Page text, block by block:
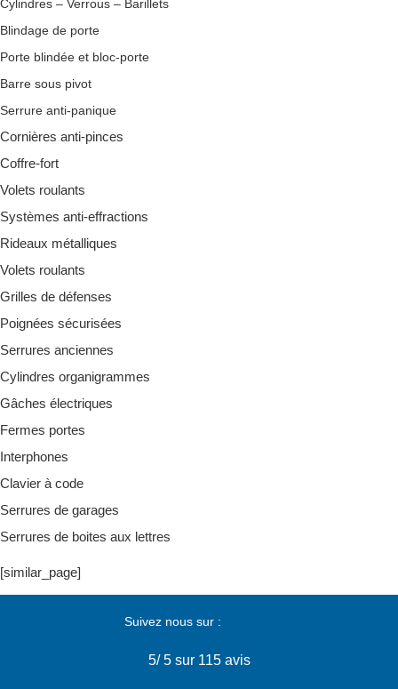
Cylindres – Verrous – Barillets
Blindage de porte
Porte blindée et bloc-porte
Barre sous pivot
Serrure anti-panique
Cornières anti-pinces
Coffre-fort
Volets roulants
Systèmes anti-effractions
Rideaux métalliques
Volets roulants
Grilles de défenses
Poignées sécurisées
Serrures anciennes
Cylindres organigrammes
Gâches électriques
Fermes portes
Interphones
Clavier à code
Serrures de garages
Serrures de boites aux lettres
[similar_page]
Suivez nous sur :
5/5sur 115 avis